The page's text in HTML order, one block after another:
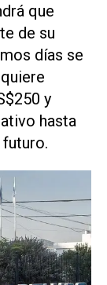
que
de su
días se
y
hasta